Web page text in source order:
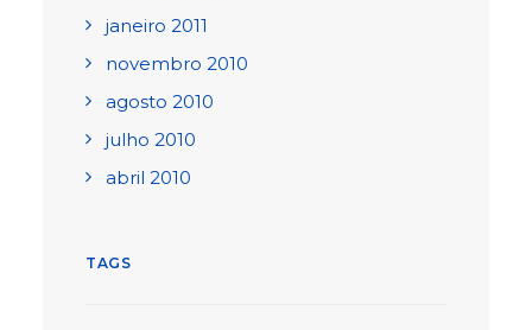
janeiro 2011
novembro 2010
agosto 2010
julho 2010
abril 2010
TAGS